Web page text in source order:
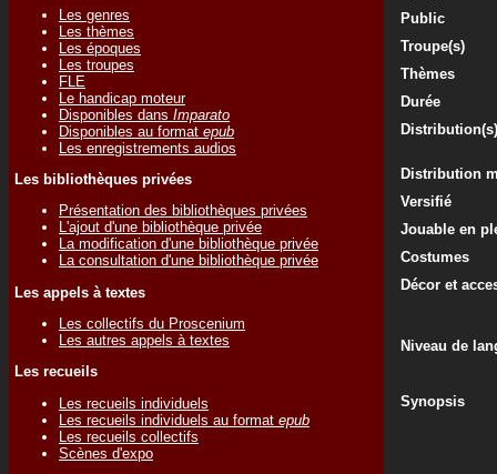
Les genres
Les thèmes
Les époques
Les troupes
FLE
Le handicap moteur
Disponibles dans Imparato
Disponibles au format epub
Les enregistrements audios
Les bibliothèques privées
Présentation des bibliothèques privées
L'ajout d'une bibliothèque privée
La modification d'une bibliothèque privée
La consultation d'une bibliothèque privée
Les appels à textes
Les collectifs du Proscenium
Les autres appels à textes
Les recueils
Les recueils individuels
Les recueils individuels au format epub
Les recueils collectifs
Scènes d'expo
Public
Troupe(s)
Thèmes
Durée
Distribution(s)
Distribution
Versifié
Jouable en
Costumes
Décor et
Niveau de
Synopsis